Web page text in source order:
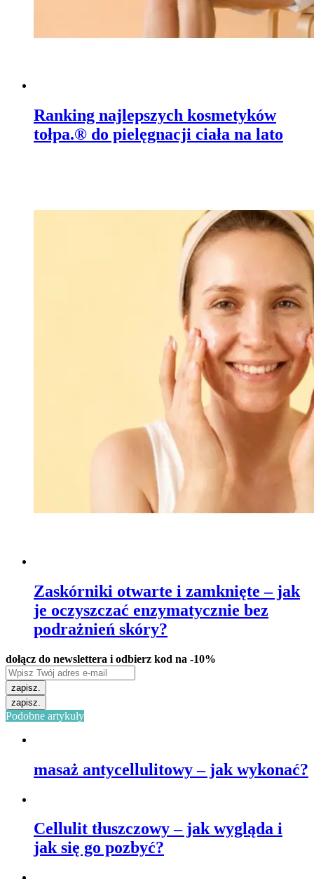
Ranking najlepszych kosmetyków
tołpa.® do pielęgnacji ciała na lato
Zaskórniki otwarte i zamknięte – jak
je oczyszczać enzymatycznie bez
podrażnień skóry?
dołącz do newslettera i odbierz kod na -10%
zapisz.
zapisz.
Podobne artykuły
masaż antycellulitowy – jak wykonać?
Cellulit tłuszczowy – jak wygląda i
jak się go pozbyć?